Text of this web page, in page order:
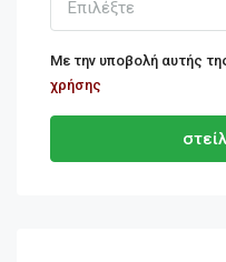
Επιλέξτε
Με την υποβολή αυτής
χρήσης